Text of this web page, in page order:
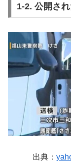
1-2. 公開さ
出典：